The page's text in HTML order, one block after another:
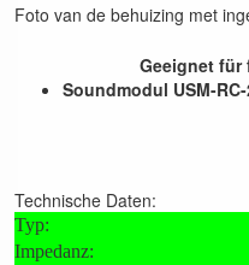
Foto van de behuizing met
Geeignet für
Soundmodul USM-
Technische Daten:
Typ:
Impedanz: